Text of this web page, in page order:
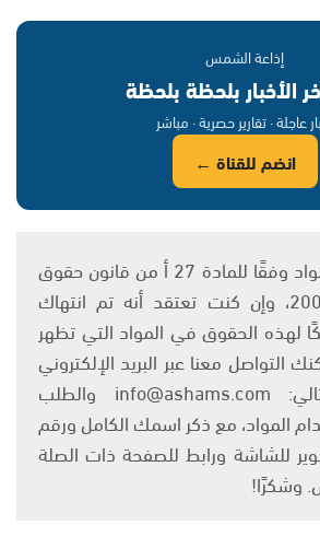
إذاعة الشمس
الأخبار بلحظة بلحظة
عاجلة · تقارير حصرية · مباشر
انضم للقناة ←
يتم الاستخدام المواد وفقًا للمادة 27 أ من قانون حقوق
التأليف والنشر 2007، وإن كنت تعتقد أنه تم انتهاك
لهذه الحقوق في المواد التي تظهر
التواصل معنا عبر البريد الإلكتروني
على العنوان التالي: info@ashams.com والطلب
المواد، مع ذكر اسمك الكامل ورقم
للشاشة ورابط للصفحة ذات الصلة
وشكرًا!